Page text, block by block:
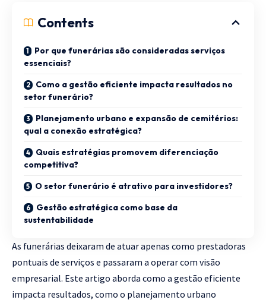
Contents
Por que funerárias são consideradas serviços
essenciais?
Como a gestão eficiente impacta resultados no
setor funerário?
Planejamento urbano e expansão de cemitérios:
qual a conexão estratégica?
Quais estratégias promovem diferenciação
competitiva?
O setor funerário é atrativo para investidores?
Gestão estratégica como base da
sustentabilidade
As funerárias deixaram de atuar apenas como prestadoras
pontuais de serviços e passaram a operar com visão
empresarial. Este artigo aborda como a gestão eficiente
impacta resultados, como o planejamento urbano